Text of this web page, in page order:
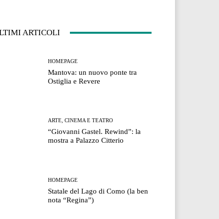
ARTICOLI
HOMEPAGE
Mantova: un nuovo ponte tra
Ostiglia e Revere
ARTE, CINEMA E TEATRO
“Giovanni Gastel. Rewind”: la
mostra a Palazzo Citterio
HOMEPAGE
Statale del Lago di Como (la ben
nota “Regina”)